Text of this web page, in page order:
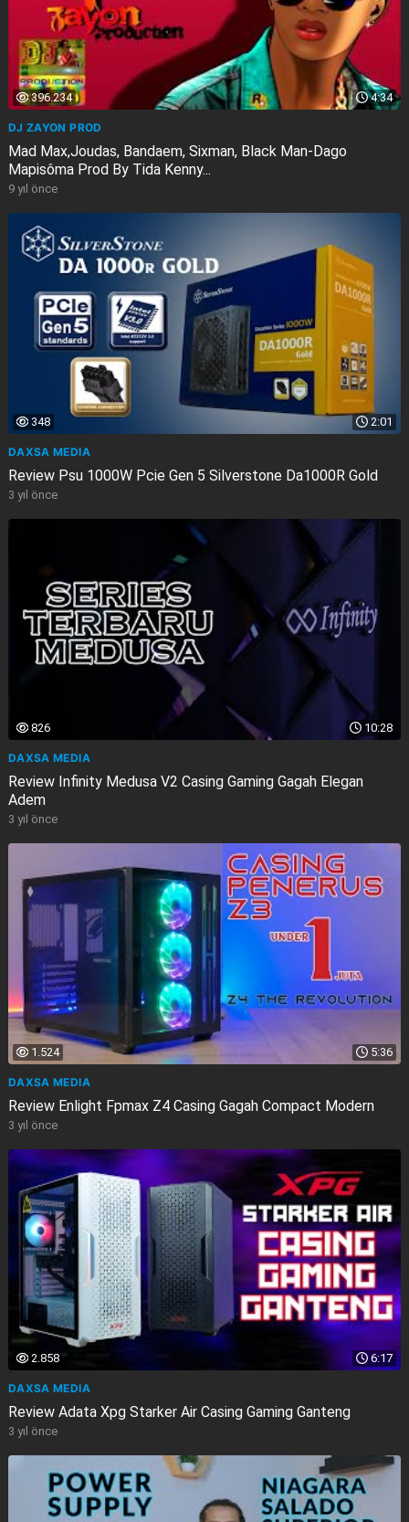
4:34
396.234
DJ ZAYON PROD
Mad Max,Joudas, Bandaem, Sixman, Black Man-Dago
Mapisôma Prod By Tida Kenny...
9 yıl önce
2:01
348
DAXSA MEDIA
Review Psu 1000W Pcie Gen 5 Silverstone Da1000R Gold
3 yıl önce
10:28
826
DAXSA MEDIA
Review Infinity Medusa V2 Casing Gaming Gagah Elegan
Adem
3 yıl önce
5:36
1.524
DAXSA MEDIA
Review Enlight Fpmax Z4 Casing Gagah Compact Modern
3 yıl önce
6:17
2.858
DAXSA MEDIA
Review Adata Xpg Starker Air Casing Gaming Ganteng
3 yıl önce